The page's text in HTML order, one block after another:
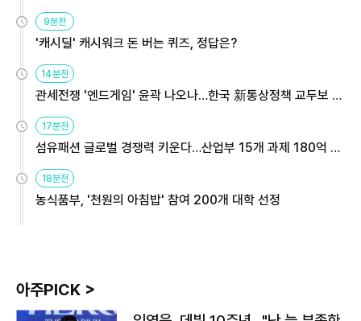
9분전
'캐시딜' 캐시워크 돈 버는 퀴즈, 정답은?
14분전
관세전쟁 '엔드게임' 윤곽 나오나…한국 新통상정책 교두보 활
용해야
17분전
섬유패션 글로벌 경쟁력 키운다…산업부 15개 과제 180억 지
원
18분전
농식품부, '천원의 아침밥' 참여 200개 대학 선정
아주PICK >